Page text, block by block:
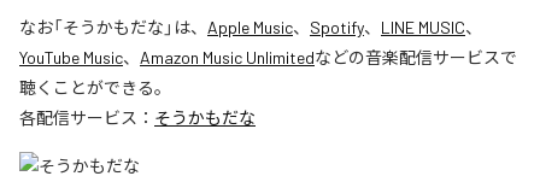
なお「そうかもだな 」は、 Apple Music、 Spotify、 LINE MUSIC、
YouTube Music、 Amazon Music Unlimitedなどの音楽配信サービスで
聴くことができる。
各配信サービス： そうかもだな